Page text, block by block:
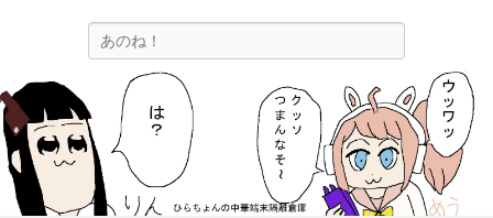
ひらちょんの中華端末隔離倉庫
ほたがページ上部にある検索バーを消してくれたサイトです。